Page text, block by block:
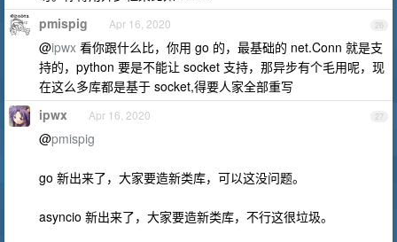
26
pmispig Apr 16, 2020
@ipwx 看你跟什么比，你用 go 的，最基础的 net.Conn 就是支
持的，python 要是不能让 socket 支持，那异步有个毛用呢，现
在这么多库都是基于 socket,得要人家全部重写
27
ipwx Apr 16, 2020
@pmispig
go 新出来了，大家要造新类库，可以这没问题。
asyncio 新出来了，大家要造新类库，不行这很垃圾。